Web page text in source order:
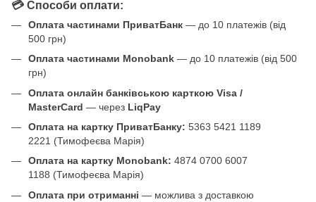
💳 Способи оплати:
Оплата частинами ПриватБанк — до 10 платежів (від
500 грн)
Оплата частинами Monobank — до 10 платежів (від 500
грн)
Оплата онлайн банківською карткою Visa /
MasterCard — через LiqPay
Оплата на картку ПриватБанку: 5363 5421 1189
2221 (Тимофеєва Марія)
Оплата на картку Monobank: 4874 0700 6007
1188 (Тимофеєва Марія)
Оплата при отриманні — можлива з доставкою